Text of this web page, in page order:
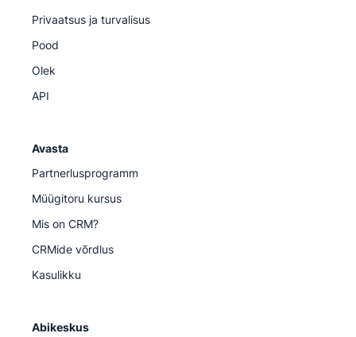
Privaatsus ja turvalisus
Pood
Olek
API
Avasta
Partnerlusprogramm
Müügitoru kursus
Mis on CRM?
CRMide võrdlus
Kasulikku
Abikeskus